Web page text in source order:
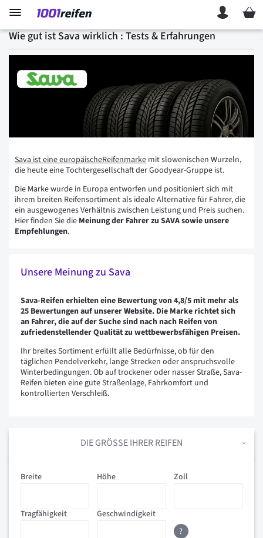
Mein
Wie gut ist Sava wirklich : Tests & Erfahrungen
Sava ist eine europäischeReifenmarke mit slowenischen Wurzeln,
die heute eine Tochtergesellschaft der Goodyear-Gruppe ist.
Die Marke wurde in Europa entworfen und positioniert sich mit
ihrem breiten Reifensortiment als ideale Alternative für Fahrer, die
ein ausgewogenes Verhältnis zwischen Leistung und Preis suchen.
Hier finden Sie die Meinung der Fahrer zu SAVA sowie unsere
Empfehlungen.
Unsere Meinung zu Sava
Sava-Reifen erhielten eine Bewertung von 4,8/5 mit mehr als
25 Bewertungen auf unserer Website. Die Marke richtet sich
an Fahrer, die auf der Suche sind nach nach Reifen von
zufriedenstellender Qualität zu wettbewerbsfähigen Preisen.
Ihr breites Sortiment erfüllt alle Bedürfnisse, ob für den
täglichen Pendelverkehr, lange Strecken oder anspruchsvolle
Winterbedingungen. Ob auf trockener oder nasser Straße, Sava-
Reifen bieten eine gute Straßenlage, Fahrkomfort und
kontrollierten Verschleiß.
DIE GRÖSSE IHRER REIFEN
Zoll
Höhe
Tragfähigkeit Geschwindigkeit
Breite
?